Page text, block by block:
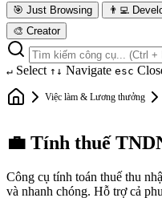
🎯 Just Browsing 👨‍💻
🎨 Creator
↵ Select ↑↓ Navigate esc
Việc làm & Lương thưởng
💼 Tính thuế
Công cụ tính toán thuế thu
và nhanh chóng. Hỗ trợ cả